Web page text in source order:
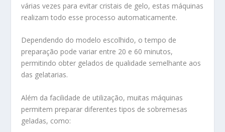
várias vezes para evitar cristais de gelo, estas máquinas
realizam todo esse processo automaticamente.
Dependendo do modelo escolhido, o tempo de
preparação pode variar entre 20 e 60 minutos,
permitindo obter gelados de qualidade semelhante aos
das gelatarias.
Além da facilidade de utilização, muitas máquinas
permitem preparar diferentes tipos de sobremesas
geladas, como: